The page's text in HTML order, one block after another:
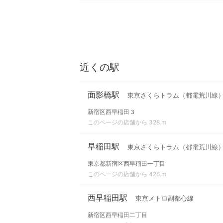
近くの駅
面影橋駅 東京さくらトラム（都電荒川線）
新宿区西早稲田３
このページの店舗から 328 m
早稲田駅 東京さくらトラム（都電荒川線）
東京都新宿区西早稲田一丁目
このページの店舗から 426 m
西早稲田駅 東京メトロ副都心線
新宿区西早稲田二丁目